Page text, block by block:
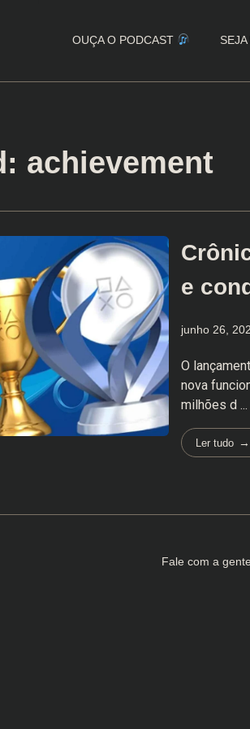
OUÇA O PODCAST
achievement
e
junho 26,
O
nova
milhões d ...
Ler tudo
Fale com a